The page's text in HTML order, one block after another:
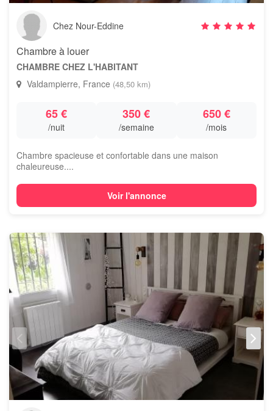
Chez Nour-Eddine
Chambre à louer
CHAMBRE CHEZ L'HABITANT
Valdampierre, France (48,50 km)
65 €
/nuit
350 €
/semaine
650 €
/mois
Chambre spacieuse et confortable dans une maison
chaleureuse....
Voir l'annonce